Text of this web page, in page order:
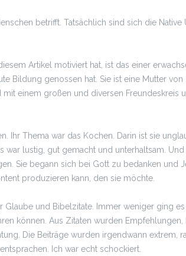
betrifft. Tatsächlich sind sich die
Artikel motiviert hat, ist das einer
Bildung genossen hat. Sie ist eine Mutter
einem großen und diversen Freundeskreis
Thema war das Kochen. Darin ist sie
war lustig, gut gemacht und unterhaltsam.
Sie begann sich bei Gott zu bedanken und
produzieren kann, den sie möchte.
und Bibelzitate. Immer weniger ging
können. Aus Zitaten wurden
Die Beiträge wurden irgendwann
Ich war echt schockiert.